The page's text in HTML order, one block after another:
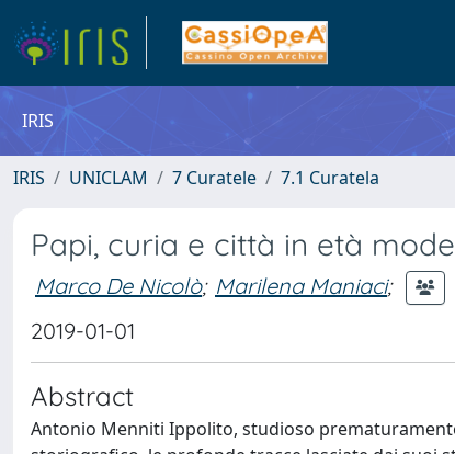
IRIS
IRIS UNICLAM 7 Curatele 7.1 Curatela
Papi, curia e città in età
Marco De Nicolò; Marilena Maniaci;
2019-01-01
Abstract
Antonio Menniti Ippolito, studioso